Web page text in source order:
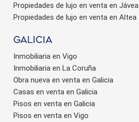
Propiedades de lujo en venta en Jávea
Propiedades de lujo en venta en Altea
Galicia
Inmobiliaria en Vigo
Inmobiliaria en La Coruña
Obra nueva en venta en Galicia
Casas en venta en Galicia
Pisos en venta en Galicia
Pisos en venta en Vigo